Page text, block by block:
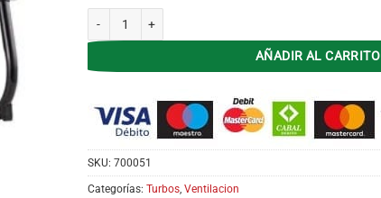
AÑADIR AL CARRITO
SKU: 700051
Categorías: Turbos, Ventilacion